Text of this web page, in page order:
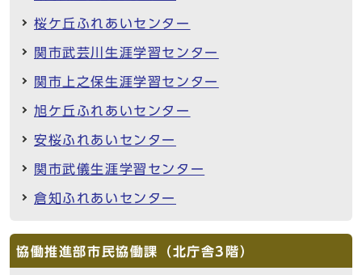
桜ケ丘ふれあいセンター
関市武芸川生涯学習センター
関市上之保生涯学習センター
旭ケ丘ふれあいセンター
安桜ふれあいセンター
関市武儀生涯学習センター
倉知ふれあいセンター
協働推進部市民協働課（北庁舎3階）